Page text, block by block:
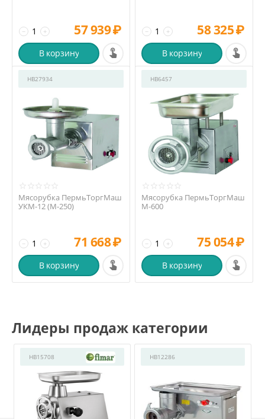
+
− 57 939₽
В корзину
+
− 58 325₽
В корзину
HB27934
Мясорубка ПермьТоргМаш
УКМ-12 (М-250)
+
− 71 668₽
В корзину
HB6457
Мясорубка ПермьТоргМаш
М-600
+
− 75 054₽
В корзину
Лидеры продаж категории
HB15708 HB12286